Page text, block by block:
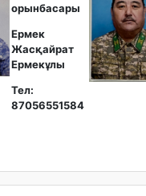
орынбасары
Ермек
Жасқайрат
Ермекұлы
Тел:
87056551584